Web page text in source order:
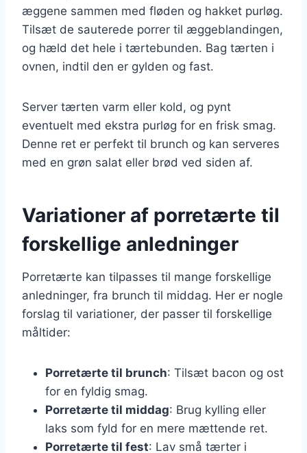
æggene sammen med fløden og hakket purløg.
Tilsæt de sauterede porrer til æggeblandingen,
og hæld det hele i tærtebunden. Bag tærten i
ovnen, indtil den er gylden og fast.
Server tærten varm eller kold, og pynt
eventuelt med ekstra purløg for en frisk smag.
Denne ret er perfekt til brunch og kan serveres
med en grøn salat eller brød ved siden af.
Variationer af porretærte til
forskellige anledninger
Porretærte kan tilpasses til mange forskellige
anledninger, fra brunch til middag. Her er nogle
forslag til variationer, der passer til forskellige
måltider:
Porretærte til brunch: Tilsæt bacon og ost
for en fyldig smag.
Porretærte til middag: Brug kylling eller
laks som fyld for en mere mættende ret.
Porretærte til fest: Lav små tærter i